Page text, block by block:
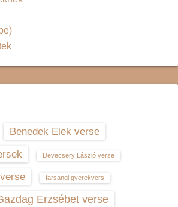
Benedek Elek verse
Devecsery László verse
farsangi gyerekvers
Erzsébet verse